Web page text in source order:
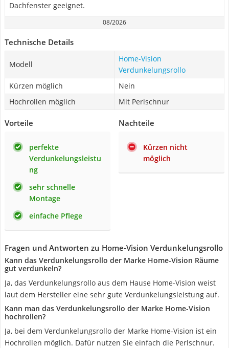
Dachfenster geeignet.
08/2026
Technische Details
Modell
Home-Vision
Verdunkelungsrollo
Kürzen möglich
Nein
Hochrollen möglich
Mit Perlschnur
Vorteile
perfekte
Verdunkelungsleistu
ng
sehr schnelle
Montage
einfache Pflege
Nachteile
Kürzen nicht
möglich
Fragen und Antworten zu Home-Vision Verdunkelungsrollo
Kann das Verdunkelungsrollo der Marke Home-Vision Räume
gut verdunkeln?
Ja, das Verdunkelungsrollo aus dem Hause Home-Vision weist
laut dem Hersteller eine sehr gute Verdunkelungsleistung auf.
Kann man das Verdunkelungsrollo der Marke Home-Vision
hochrollen?
Ja, bei dem Verdunkelungsrollo der Marke Home-Vision ist ein
Hochrollen möglich. Dafür nutzen Sie einfach die Perlschnur.